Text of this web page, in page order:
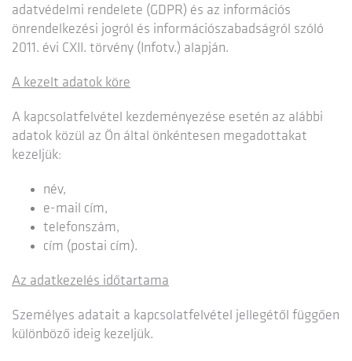
adatvédelmi rendelete (GDPR) és az információs
önrendelkezési jogról és információszabadságról szóló
2011. évi CXII. törvény (Infotv.) alapján.
A kezelt adatok köre
A kapcsolatfelvétel kezdeményezése esetén az alábbi
adatok közül az Ön által önkéntesen megadottakat
kezeljük:
név,
e-mail cím,
telefonszám,
cím (postai cím).
Az adatkezelés időtartama
Személyes adatait a kapcsolatfelvétel jellegétől függően
különböző ideig kezeljük.